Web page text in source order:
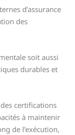
d’assurance
des
soit aussi
durables et
certifications
à maintenir
de l’exécution,